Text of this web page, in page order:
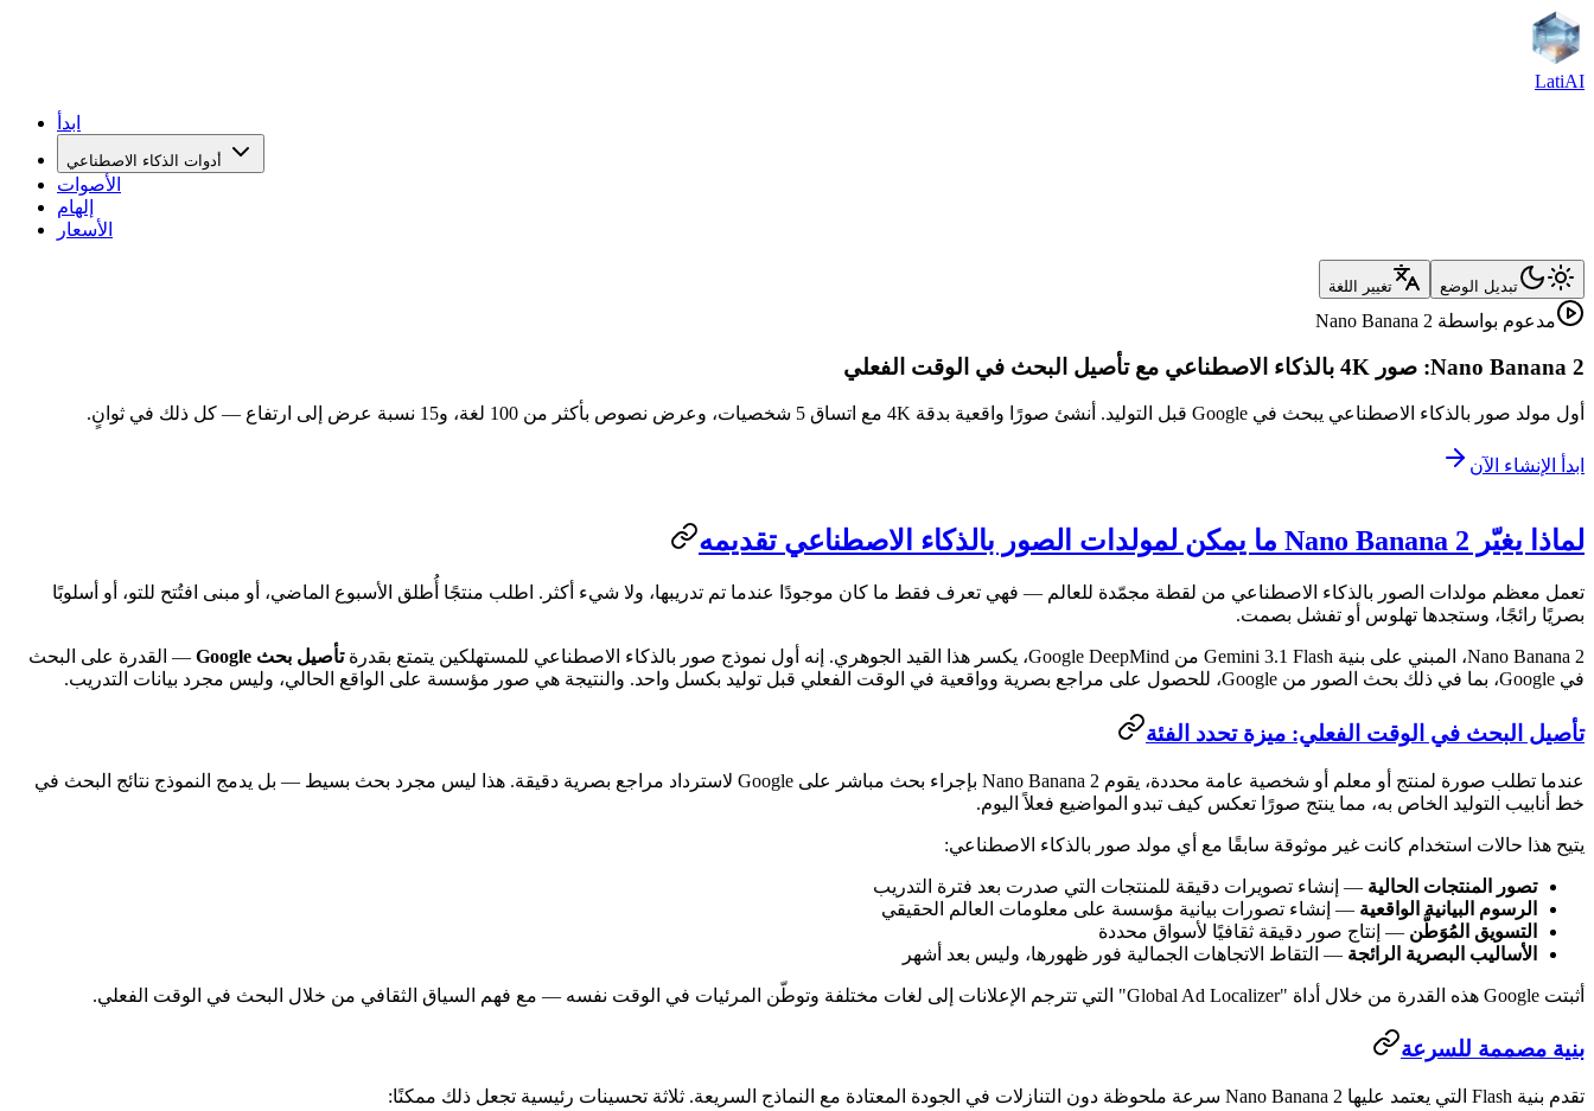
LatiAI
ابدأ
أدوات الذكاء الاصطناعي
الأصوات
إلهام
الأسعار
تبديل الوضع تغيير اللغة
مدعوم بواسطة Nano Banana 2
Nano Banana 2: صور 4K بالذكاء الاصطناعي مع تأصيل البحث في الوقت الفعلي
أول مولد صور بالذكاء الاصطناعي يبحث في Google قبل التوليد. أنشئ صورًا واقعية بدقة 4K مع اتساق 5 شخصيات، وعرض نصوص بأكثر من 100 لغة، و15 نسبة عرض إلى ارتفاع — كل ذلك في ثوانٍ.
ابدأ الإنشاء الآن
لماذا يغيّر Nano Banana 2 ما يمكن لمولدات الصور بالذكاء الاصطناعي تقديمه
تعمل معظم مولدات الصور بالذكاء الاصطناعي من لقطة مجمّدة للعالم — فهي تعرف فقط ما كان موجودًا عندما تم تدريبها، ولا شيء أكثر. اطلب منتجًا أُطلق الأسبوع الماضي، أو مبنى افتُتح للتو، أو أسلوبًا
بصريًا رائجًا، وستجدها تهلوس أو تفشل بصمت.
Nano Banana 2، المبني على بنية Gemini 3.1 Flash من Google DeepMind، يكسر هذا القيد الجوهري. إنه أول نموذج صور بالذكاء الاصطناعي للمستهلكين يتمتع بقدرة تأصيل بحث Google
— القدرة على البحث
في Google، بما في ذلك بحث الصور من Google، للحصول على مراجع بصرية وواقعية في الوقت الفعلي قبل توليد بكسل واحد. والنتيجة هي صور مؤسسة على الواقع الحالي، وليس مجرد بيانات التدريب.
تأصيل البحث في الوقت الفعلي: ميزة تحدد الفئة
عندما تطلب صورة لمنتج أو معلم أو شخصية عامة محددة، يقوم Nano Banana 2 بإجراء بحث مباشر على Google لاسترداد مراجع بصرية دقيقة. هذا ليس مجرد بحث بسيط — بل يدمج النموذج نتائج البحث في
خط أنابيب التوليد الخاص به، مما ينتج صورًا تعكس كيف تبدو المواضيع فعلاً اليوم.
يتيح هذا حالات استخدام كانت غير موثوقة سابقًا مع أي مولد صور بالذكاء الاصطناعي:
تصور المنتجات الحالية — إنشاء تصويرات دقيقة للمنتجات التي صدرت بعد فترة التدريب
الرسوم البيانية الواقعية — إنشاء تصورات بيانية مؤسسة على معلومات العالم الحقيقي
التسويق المُوَطَّن — إنتاج صور دقيقة ثقافيًا لأسواق محددة
الأساليب البصرية الرائجة — التقاط الاتجاهات الجمالية فور ظهورها، وليس بعد أشهر
أثبتت Google هذه القدرة من خلال أداة "Global Ad Localizer" التي تترجم الإعلانات إلى لغات مختلفة وتوطّن المرئيات في الوقت نفسه — مع فهم السياق الثقافي من خلال البحث في الوقت الفعلي.
بنية مصممة للسرعة
تقدم بنية Flash التي يعتمد عليها Nano Banana 2 سرعة ملحوظة دون التنازلات في الجودة المعتادة مع النماذج السريعة. ثلاثة تحسينات رئيسية تجعل ذلك ممكنًا: